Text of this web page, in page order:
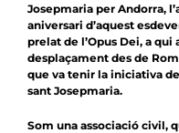
Josepmaria per Andorra,
aniversari d’aquest
prelat de l’Opus Dei, a
desplaçament des de
que va tenir la iniciativa
sant Josepmaria.
Som una associació civil,